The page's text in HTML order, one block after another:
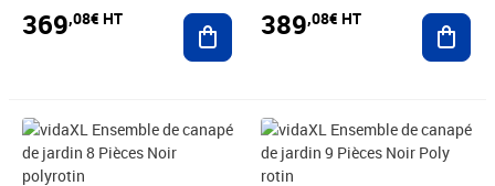
369,08€ HT Ajouter au panier
389,08€ HT
Prix 536,58€ HT Prix 524,08€ HT